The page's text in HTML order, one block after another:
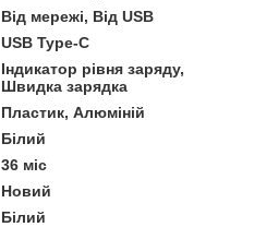
Від мережі, Від USB
USB Type-C
Індикатор рівня заряду,
Швидка зарядка
Пластик, Алюміній
Білий
36 міс
Новий
Білий